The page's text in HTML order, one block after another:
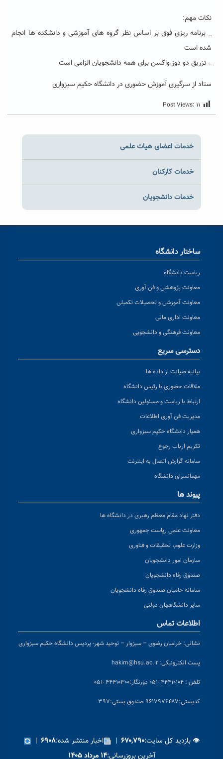
نکات مهم:
_ برنامه ریزی فوق بر اساس نظر گروه های آموزشی و دانشکده ها انجام
شده است
_ تزریق دو دوز واکسن برای همه دانشجویان الزامی است
ستاد از سرگیری آموزش حضوری در دانشگاه حکیم سبزواری
Post Views: ۱۱
خدمات اعضای هیات علمی
خدمات کارکنان
خدمات دانشجویان
ساختار دانشگاه
ریاست دانشگاه
معاونت پژوهشی و فن آوری
معاونت آموزشی و تحصیلات تکمیلی
معاونت اداری مالی
معاونت فرهنگی و دانشجویی
دسترسی سریع
بیانیه صیانت از داده ها
ملاقات حضوری با رئیس دانشگاه
ارتباط با ریاست و مسئولین دانشگاه
مدیریت فن آوری اطلاعات
همیار دانشگاه حکیم سبزواری
تکریم ارباب رجوع
سامانه گزارش اتصال به اینترنت
مهمانسرای دانشگاه
پیوند ها
دفتر نهاد مقام معظم رهبری در دانشگاه ها
معاونت علمی ریاست جمهوری
وزارت علوم، تحقیقات و فناوری
سازمان امور دانشجویان
صندوق رفاه دانشجویان
سامانه حامیان صندوق رفاه دانشجویان
سایر دانشگاههای دولتی
اطلاعات تماس
نشانی: خراسان رضوی – سبزوار – توحید شهر- پردیس دانشگاه حکیم سبزواری
پست الکترونیکی: hakim@hsu.ac.ir
تلفن : ۴۴۴۱۰۱۰۴ -۰۵۱ دورنگار:۴۴۴۱۰۳۰۰ -۰۵۱
کدپستی:۹۶۱۷۹۷۶۴۸۷ صندوق پستی:۳۹۷
👁 بازدید کل سایت:۶۷۰,۷۹۰ | اخبار منتشر شده:۶۹۰۸ |
آخرین بروزرسانی:۱۴ مرداد ۱۴۰۵